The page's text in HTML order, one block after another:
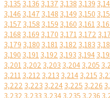
3,135 3,136 3,137 3,138 3,139
3,146 3,147 3,148 3,149 3,150
3,157 3,158 3,159 3,160 3,161
3,168 3,169 3,170 3,1713,172
3,179 3,180 3,1813,182 3,183
3,190 3,1913,192 3,193 3,194
3,2013,202 3,203 3,2043,205
3,2113,212 3,213 3,2143,215
3,222 3,223 3,2243,225 3,226